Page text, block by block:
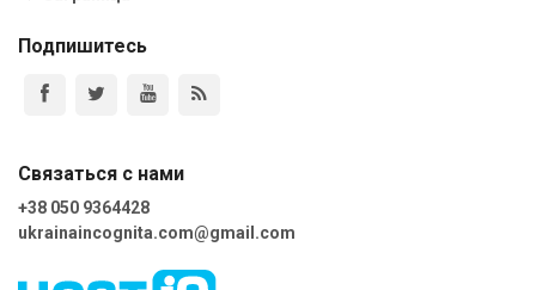
Подпишитесь
Связаться с нами
+38 050 9364428
ukrainaincognita.com@gmail.com